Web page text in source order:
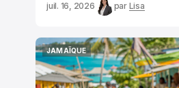
juil. 16, 2026 par Lisa
JAMAÏQUE
JAMAÏQUE